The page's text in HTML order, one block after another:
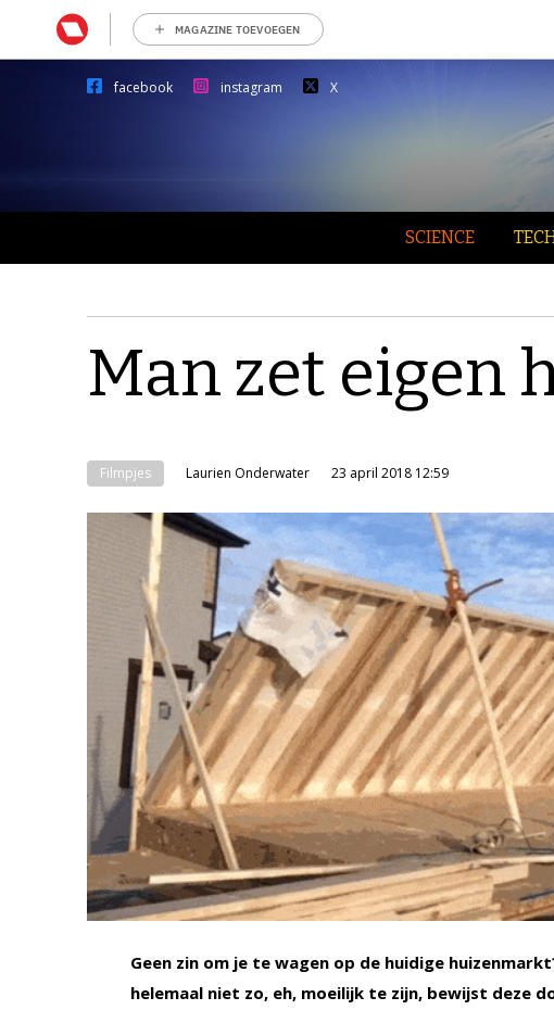
MAGAZINE TOEVOEGEN
facebook instagram X
SCIENCE
Man zet eigen
Filmpjes Laurien Onderwater 23 april 2018 12:59
Geen zin om je te wagen op de huidige
helemaal niet zo, eh, moeilijk te zijn, bewijst deze